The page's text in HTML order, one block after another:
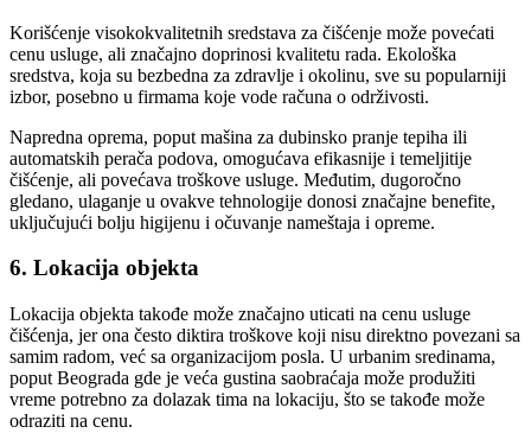
Korišćenje visokokvalitetnih sredstava za čišćenje može povećati
cenu usluge, ali značajno doprinosi kvalitetu rada. Ekološka
sredstva, koja su bezbedna za zdravlje i okolinu, sve su popularniji
izbor, posebno u firmama koje vode računa o održivosti.
Napredna oprema, poput mašina za dubinsko pranje tepiha ili
automatskih perača podova, omogućava efikasnije i temeljitije
čišćenje, ali povećava troškove usluge. Međutim, dugoročno
gledano, ulaganje u ovakve tehnologije donosi značajne benefite,
uključujući bolju higijenu i očuvanje nameštaja i opreme.
6. Lokacija objekta
Lokacija objekta takođe može značajno uticati na cenu usluge
čišćenja, jer ona često diktira troškove koji nisu direktno povezani sa
samim radom, već sa organizacijom posla. U urbanim sredinama,
poput Beograda gde je veća gustina saobraćaja može produžiti
vreme potrebno za dolazak tima na lokaciju, što se takođe može
odraziti na cenu.